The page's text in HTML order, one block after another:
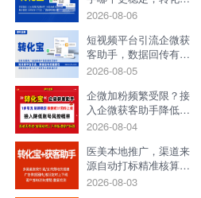
可以实现哪些功能
2026-08-06
短视频平台引流企微获
客助手，数据回传有多
重要？
2026-08-05
企微加粉频繁受限？接
入企微获客助手降低账
号风控概率
2026-08-04
医美本地推广，渠道来
源自动打标精准核算投
放 ROI 案例
2026-08-03